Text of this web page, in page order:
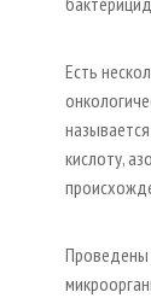
Есть
кислоту,
Проведены